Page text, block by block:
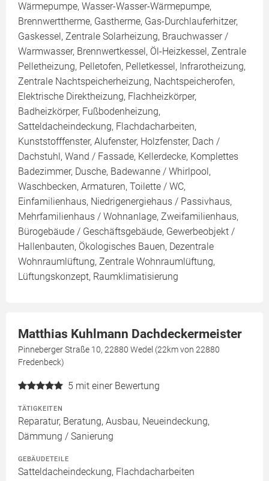
Wärmepumpe, Wasser-Wasser-Wärmepumpe,
Brennwerttherme, Gastherme, Gas-Durchlauferhitzer,
Gaskessel, Zentrale Solarheizung, Brauchwasser /
Warmwasser, Brennwertkessel, Öl-Heizkessel, Zentrale
Pelletheizung, Pelletofen, Pelletkessel, Infrarotheizung,
Zentrale Nachtspeicherheizung, Nachtspeicherofen,
Elektrische Direktheizung, Flachheizkörper,
Badheizkörper, Fußbodenheizung,
Satteldacheindeckung, Flachdacharbeiten,
Kunststofffenster, Alufenster, Holzfenster, Dach /
Dachstuhl, Wand / Fassade, Kellerdecke, Komplettes
Badezimmer, Dusche, Badewanne / Whirlpool,
Waschbecken, Armaturen, Toilette / WC,
Einfamilienhaus, Niedrigenergiehaus / Passivhaus,
Mehrfamilienhaus / Wohnanlage, Zweifamilienhaus,
Bürogebäude / Geschäftsgebäude, Gewerbeobjekt /
Hallenbauten, Ökologisches Bauen, Dezentrale
Wohnraumlüftung, Zentrale Wohnraumlüftung,
Lüftungskonzept, Raumklimatisierung
Matthias Kuhlmann Dachdeckermeister
Pinneberger Straße 10, 22880 Wedel (22km von 22880
Fredenbeck)
5 mit einer Bewertung
TÄTIGKEITEN
Reparatur, Beratung, Ausbau, Neueindeckung,
Dämmung / Sanierung
GEBÄUDETEILE
Satteldacheindeckung, Flachdacharbeiten